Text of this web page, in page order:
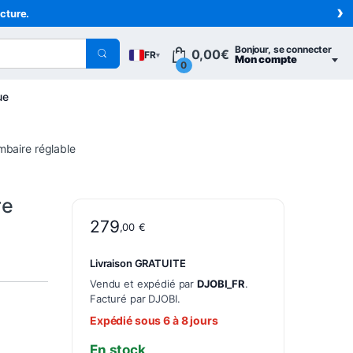
›
FR▾ Bonjour, se connecter
Mon compte
0
0,00€
réglable
279,00 €
Livraison GRATUITE
Vendu et expédié parDJOBI_FR.
Facturé par DJOBI.
Expédié sous 6 à 8 jours